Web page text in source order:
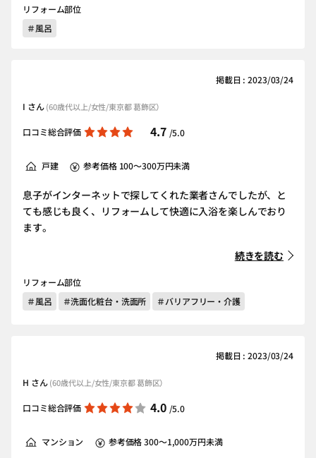
リフォーム部位
＃風呂
掲載日 : 2023/03/24
I さん(60歳代以上/女性/東京都 葛飾区）
口コミ総合評価 4.7 /5.0
戸建 参考価格 100～300万円未満
息子がインターネットで探してくれた業者さんでしたが、と
ても感じも良く、リフォームして快適に入浴を楽しんでおり
ます。
続きを読む
リフォーム部位
＃風呂
＃洗面化粧台・洗面所 ＃バリアフリー・介護
掲載日 : 2023/03/24
H さん(60歳代以上/女性/東京都 葛飾区）
口コミ総合評価 4.0 /5.0
マンション 参考価格 300～1,000万円未満